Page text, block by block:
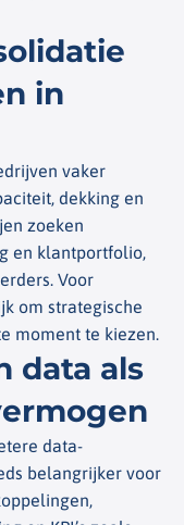
in
vaker
dekking en
zoeken
en klantportfolio,
Voor
om strategische
moment te kiezen.
data als
data-
belangrijker voor